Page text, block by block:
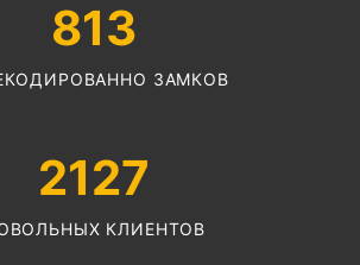
813
ЗАМКОВ
2127
КЛИЕНТОВ